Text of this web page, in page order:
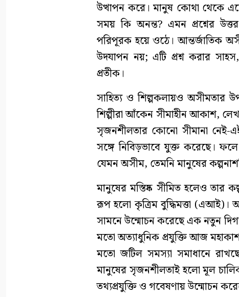
উত্থাপন করে। মানুষ কোথা থেকে
সময় কি অনন্ত? এমন প্রশ্নের
পরিপূরক হয়ে ওঠে। আন্তর্জাতিক
উদযাপন নয়; এটি প্রশ্ন করার
প্রতীক।
সাহিত্য ও শিল্পকলায়ও অসীমতার
শিল্পীরা আঁকেন সীমাহীন আকাশ,
সৃজনশীলতার কোনো সীমানা নেই-
সঙ্গে নিবিড়ভাবে যুক্ত করেছে।
যেমন অসীম, তেমনি মানুষের
মানুষের মস্তিষ্ক সীমিত হলেও তার
রূপ হলো কৃত্রিম বুদ্ধিমত্তা (এআই)।
সামনে উন্মোচন করেছে এক নতুন
মতো অত্যাধুনিক প্রযুক্তি আজ
মতো জটিল সমস্যা সমাধানে
মানুষের সৃজনশীলতাই হলো মূল
তথ্যপ্রযুক্তি ও গবেষণায় উন্মোচন